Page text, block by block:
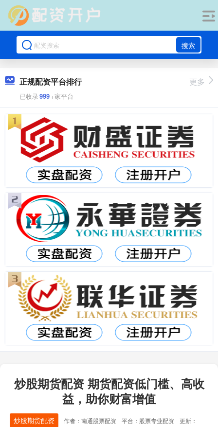
搜索
正规配资平台排行
已收录999+家平台
更多
炒股期货配资 期货配资低门槛、高收
益，助你财富增值
炒股期货配资 作者：南通股票配资 平台：股票专业配资
更新：